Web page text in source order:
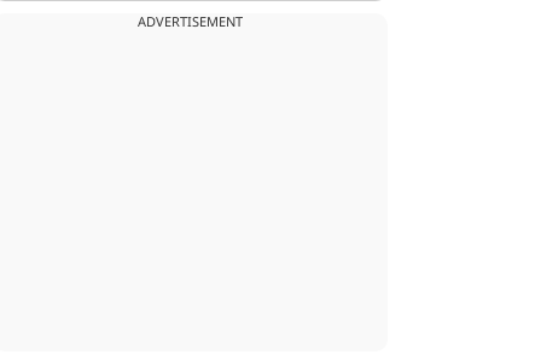
ADVERTISEMENT